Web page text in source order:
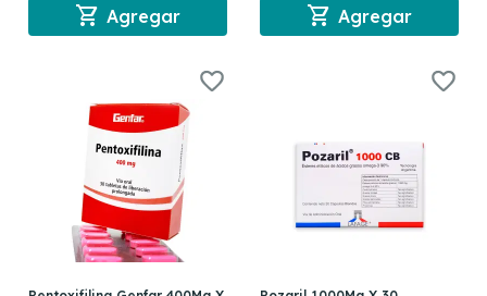
shopping_cart Agregar shopping_cart Agregar